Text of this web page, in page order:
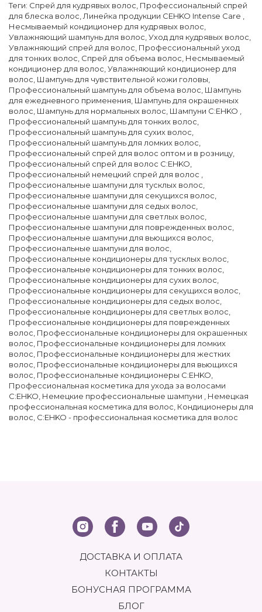
Теги: Спрей для кудрявых волос Профессиональный спрей
для блеска волос Линейка продукции CEHKO Intense Care
Несмываемый кондиционер для кудрявых волос
Увлажняющий шампунь для волос Уход для кудрявых волос
Увлажняющий спрей для волос Профессиональный уход
для тонких волос Cпрей для объема волос Несмываемый
кондиционер для волос Увлажняющий кондиционер для
волос Шампунь для чувствительной кожи головы
Профессиональный шампунь для объема волос Шампунь
для ежедневного применения Шампунь для окрашенных
волос Шампунь для нормальных волос Шампуни C:EHKO
Профессиональный шампунь для тонких волос
Профессиональный шампунь для сухих волос
Профессиональный шампунь для ломких волос
Профессиональный спрей для волос оптом и в розницу
Профессиональный спрей для волос C:EHKO
Профессиональный немецкий спрей для волос
Профессиональные шампуни для тусклых волос
Профессиональные шампуни для секущихся волос
Профессиональные шампуни для седых волос
Профессиональные шампуни для светлых волос
Профессиональные шампуни для поврежденных волос
Профессиональные шампуни для вьющихся волос
Профессиональные шампуни для волос
Профессиональные кондиционеры для тусклых волос
Профессиональные кондиционеры для тонких волос
Профессиональные кондиционеры для сухих волос
Профессиональные кондиционеры для секущихся волос
Профессиональные кондиционеры для седых волос
Профессиональные кондиционеры для светлых волос
Профессиональные кондиционеры для поврежденных
волос Профессиональные кондиционеры для окрашенных
волос Профессиональные кондиционеры для ломких
волос Профессиональные кондиционеры для жестких
волос Профессиональные кондиционеры для вьющихся
волос Профессиональные кондиционеры C:EHKO
Профессиональная косметика для ухода за волосами
C:EHKO Немецкие профессиональные шампуни
Немецкая
профессиональная косметика для волос Кондиционеры для
волос C:EHKO - профессиональная косметика для волос
ДОСТАВКА И ОПЛАТА
КОНТАКТЫ
БОНУСНАЯ ПРОГРАММА
БЛОГ